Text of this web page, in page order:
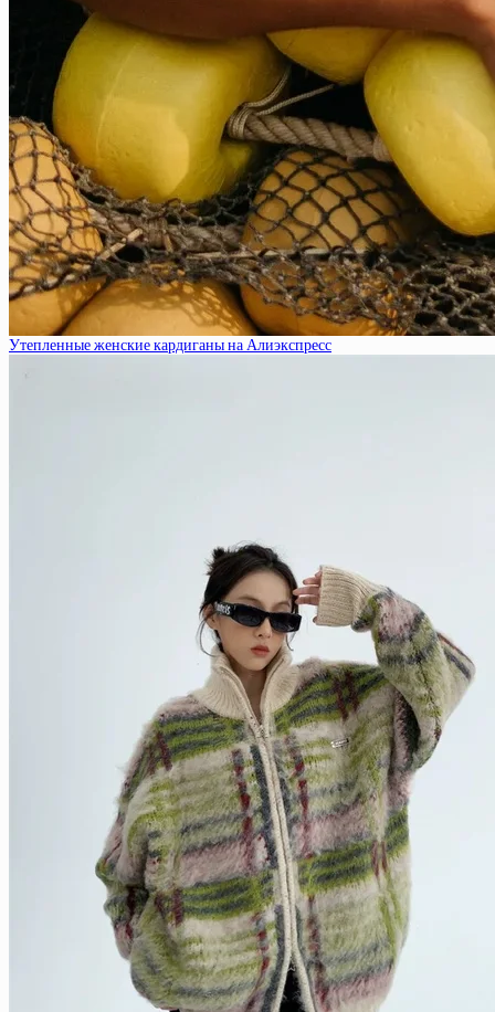
Утепленные женские кардиганы на Алиэкспресс